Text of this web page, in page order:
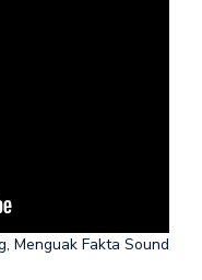
Menguak Fakta Sound